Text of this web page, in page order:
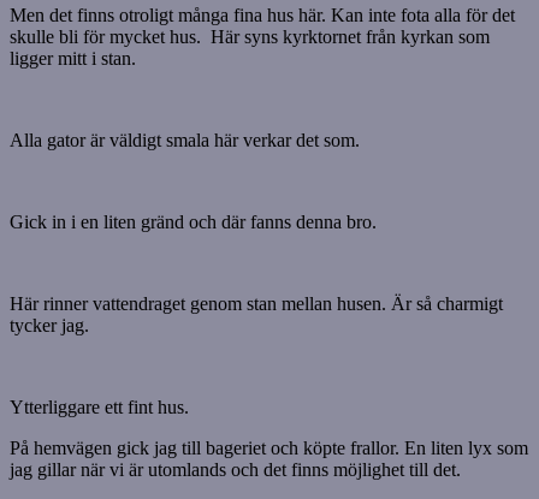
Men det finns otroligt många fina hus här. Kan inte fota alla för det
skulle bli för mycket hus. Här syns kyrktornet från kyrkan som
ligger mitt i stan.
Alla gator är väldigt smala här verkar det som.
Gick in i en liten gränd och där fanns denna bro.
Här rinner vattendraget genom stan mellan husen. Är så charmigt
tycker jag.
Ytterliggare ett fint hus.
På hemvägen gick jag till bageriet och köpte frallor. En liten lyx som
jag gillar när vi är utomlands och det finns möjlighet till det.